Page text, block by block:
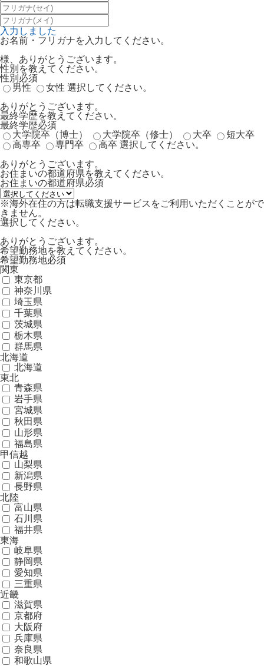
入力しました
お名前・フリガナを入力してください。
様、ありがとうございます。
性別を教えてください。
性別 必須
男性
女性 選択してください。
ありがとうございます。
最終学歴を教えてください。
最終学歴必須
大学院卒（博士）
大学院卒（修士） 大卒
短大卒
高専卒
専門卒 高卒 選択してください。
ありがとうございます。
お住まいの都道府県を教えてください。
お住まいの都道府県必須
※海外在住の方は転職支援サービスをご利用いただくことがで
きません。
選択してください。
ありがとうございます。
希望勤務地を教えてください。
希望勤務地必須
関東
東京都
神奈川県
埼玉県
千葉県
茨城県
栃木県
群馬県
北海道
北海道
東北
青森県
岩手県
宮城県
秋田県
山形県
福島県
甲信越
山梨県
新潟県
長野県
北陸
富山県
石川県
福井県
東海
岐阜県
静岡県
愛知県
三重県
近畿
滋賀県
京都府
大阪府
兵庫県
奈良県
和歌山県